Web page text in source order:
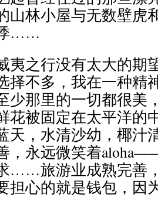
山林小屋与无数壁虎
……
夷之行没有太大的期
择不多，我在一种精
少那里的一切都很美
花被固定在太平洋的
天，水清沙幼，椰汁
，永远微笑着
……旅游业成熟完善
担心的就是钱包，因